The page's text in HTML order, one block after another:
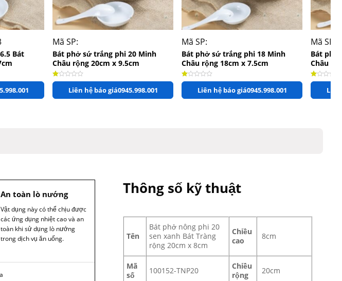
Bát
+
Mã SP:
Bát phở sứ trắng phi 20 Minh
Châu rộng 20cm x 9.5cm
Được xếp hạng1.005 sao
Liên hệ báo giá0945.998.001
+
Mã SP:
Bát phở sứ trắng phi 18 Minh
Châu rộng 18cm x 7.5cm
Được xếp hạng1.005 sao
Liên hệ báo giá0945.998.001
+
Mã SP:
Bát phở
Châu
Được xếp
An toàn lò nướng
Vật dụng này có thể chịu được
các ứng dụng nhiệt cao và an
toàn khi sử dụng lò nướng
trong dịch vụ ăn uống.
Thông số kỹ thuật
Tên
Bát phở nông phi 20
sen xanh Bát Tràng
rộng 20cm x 8cm
Chiều
cao
8cm
Mã
số
100152-TNP20
Chiều
rộng
20cm